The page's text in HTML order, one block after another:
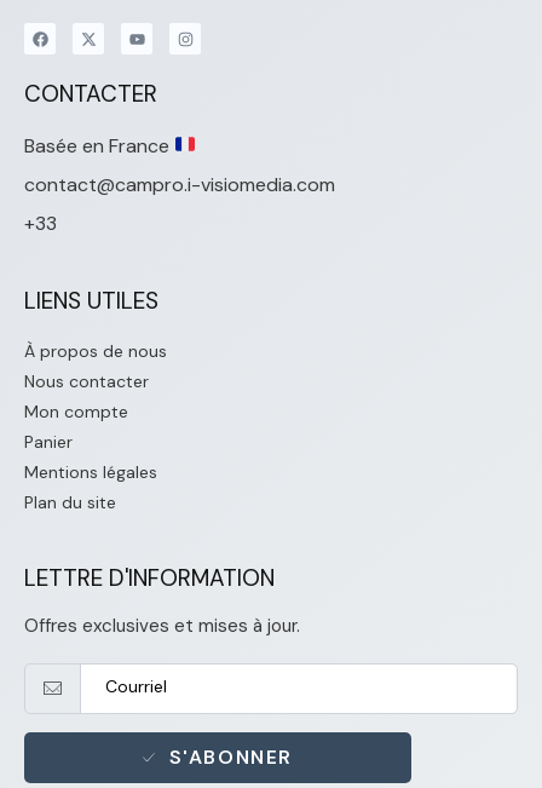
CONTACTER
Basée en France
contact@campro.i-visiomedia.com
+33
LIENS UTILES
À propos de nous
Nous contacter
Mon compte
Panier
Mentions légales
Plan du site
LETTRE D'INFORMATION
Offres exclusives et mises à jour.
S'ABONNER